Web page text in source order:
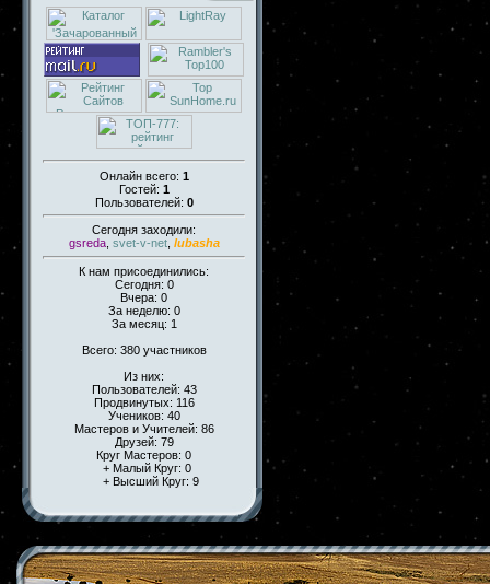
Онлайн всего: 1
Гостей: 1
Пользователей: 0
Сегодня заходили:
gsreda, svet-v-net, lubasha
К нам присоединились:
Сегодня: 0
Вчера: 0
За неделю: 0
За месяц: 1
Всего: 380 участников
Из них:
Пользователей: 43
Продвинутых: 116
Учеников: 40
Мастеров и Учителей: 86
Друзей: 79
Круг Мастеров: 0
+ Малый Круг: 0
+ Высший Круг: 9